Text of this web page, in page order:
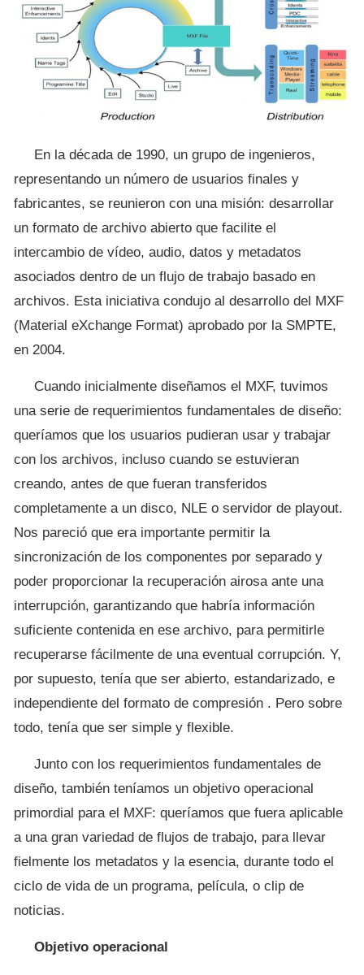
En la década de 1990, un grupo de ingenieros,
representando un número de usuarios finales y
fabricantes, se reunieron con una misión: desarrollar
un formato de archivo abierto que facilite el
intercambio de vídeo, audio, datos y metadatos
asociados dentro de un flujo de trabajo basado en
archivos. Esta iniciativa condujo al desarrollo del MXF
(Material eXchange Format) aprobado por la SMPTE,
en 2004.
Cuando inicialmente diseñamos el MXF, tuvimos
una serie de requerimientos fundamentales de diseño:
queríamos que los usuarios pudieran usar y trabajar
con los archivos, incluso cuando se estuvieran
creando, antes de que fueran transferidos
completamente a un disco, NLE o servidor de playout.
Nos pareció que era importante permitir la
sincronización de los componentes por separado y
poder proporcionar la recuperación airosa ante una
interrupción, garantizando que habría información
suficiente contenida en ese archivo, para permitirle
recuperarse fácilmente de una eventual corrupción. Y,
por supuesto, tenía que ser abierto, estandarizado, e
independiente del formato de compresión . Pero sobre
todo, tenía que ser simple y flexible.
Junto con los requerimientos fundamentales de
diseño, también teníamos un objetivo operacional
primordial para el MXF: queríamos que fuera aplicable
a una gran variedad de flujos de trabajo, para llevar
fielmente los metadatos y la esencia, durante todo el
ciclo de vida de un programa, película, o clip de
noticias.
Objetivo operacional